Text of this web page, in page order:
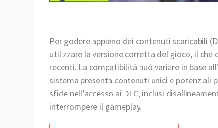
Per godere appieno dei contenuti scaricabili
utilizzare la versione corretta del gioco, il
recenti. La compatibilità può variare in base
sistema presenta contenuti unici e potenziali
sfide nell’accesso ai DLC, inclusi
interrompere il gameplay.